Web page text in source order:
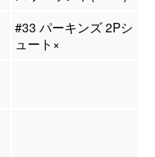
#33 パーキンズ 2Pシ
ュート×